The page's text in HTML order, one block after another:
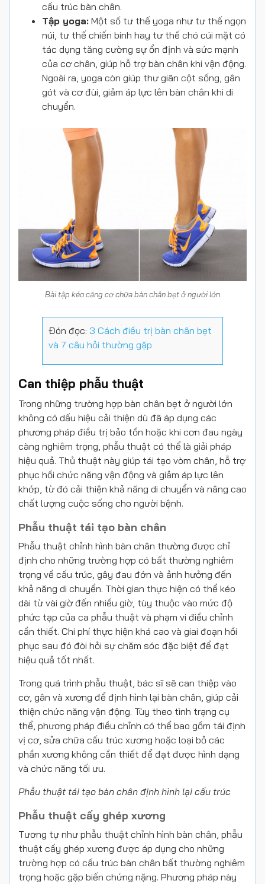
cấu trúc bàn chân.
Tập yoga: Một số tư thế yoga như tư thế ngọn
núi, tư thế chiến binh hay tư thế chó cúi mặt có
tác dụng tăng cường sự ổn định và sức mạnh
của cơ chân, giúp hỗ trợ bàn chân khi vận động.
Ngoài ra, yoga còn giúp thư giãn cột sống, gân
gót và cơ đùi, giảm áp lực lên bàn chân khi di
chuyển.
Bài tập kéo căng cơ chữa bàn chân bẹt ở người lớn
Đón đọc: 3 Cách điều trị bàn chân bẹt
và 7 câu hỏi thường gặp
Can thiệp phẫu thuật
Trong những trường hợp bàn chân bẹt ở người lớn
không có dấu hiệu cải thiện dù đã áp dụng các
phương pháp điều trị bảo tồn hoặc khi cơn đau ngày
càng nghiêm trọng, phẫu thuật có thể là giải pháp
hiệu quả. Thủ thuật này giúp tái tạo vòm chân, hỗ trợ
phục hồi chức năng vận động và giảm áp lực lên
khớp, từ đó cải thiện khả năng di chuyển và nâng cao
chất lượng cuộc sống cho người bệnh.
Phẫu thuật tái tạo bàn chân
Phẫu thuật chỉnh hình bàn chân thường được chỉ
định cho những trường hợp có bất thường nghiêm
trọng về cấu trúc, gây đau đớn và ảnh hưởng đến
khả năng di chuyển. Thời gian thực hiện có thể kéo
dài từ vài giờ đến nhiều giờ, tùy thuộc vào mức độ
phức tạp của ca phẫu thuật và phạm vi điều chỉnh
cần thiết. Chi phí thực hiện khá cao và giai đoạn hồi
phục sau đó đòi hỏi sự chăm sóc đặc biệt để đạt
hiệu quả tốt nhất.
Trong quá trình phẫu thuật, bác sĩ sẽ can thiệp vào
cơ, gân và xương để định hình lại bàn chân, giúp cải
thiện chức năng vận động. Tùy theo tình trạng cụ
thể, phương pháp điều chỉnh có thể bao gồm tái định
vị cơ, sửa chữa cấu trúc xương hoặc loại bỏ các
phần xương không cần thiết để đạt được hình dạng
và chức năng tối ưu.
Phẫu thuật tái tạo bàn chân định hình lại cấu trúc
Phẫu thuật cấy ghép xương
Tương tự như phẫu thuật chỉnh hình bàn chân, phẫu
thuật cấy ghép xương được áp dụng cho những
trường hợp có cấu trúc bàn chân bất thường nghiêm
trọng hoặc gặp biến chứng nặng. Phương pháp này